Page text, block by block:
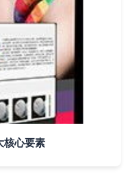
核心要素